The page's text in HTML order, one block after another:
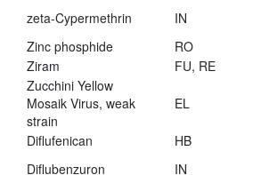
zeta-Cypermethrin IN
Zinc phosphide
RO
Ziram
FU, RE
Zucchini Yellow
Mosaik Virus, weak
strain
EL
Diflufenican HB
Diflubenzuron
IN